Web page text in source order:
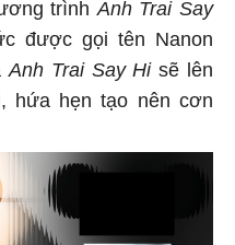
trìnhAnh Trai Say
được gọi tên Nanon
Anh Trai Say Hi sẽ lên
hứa hẹn tạo nên cơn